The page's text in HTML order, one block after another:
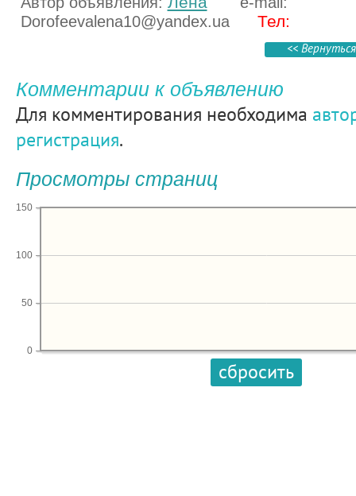
Dorofeevalena10@yandex.ua
Тел:
<<
Комментарии к объявлению
Для комментирования необходима
регистрация.
Просмотры страниц
0
50
100
150
сбросить